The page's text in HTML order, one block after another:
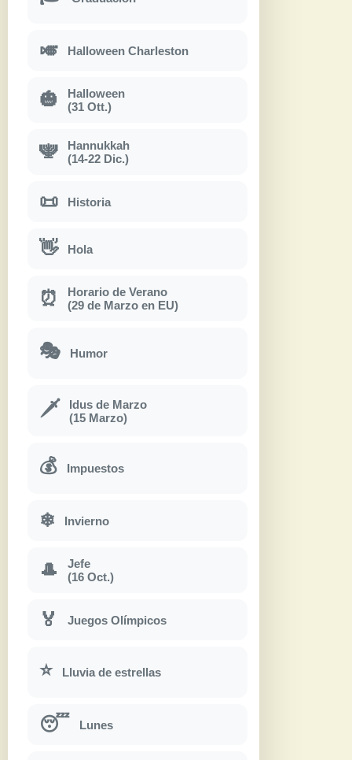
🎺 Halloween Charleston
🎃
Halloween
(31 Ott.)
🕎
Hannukkah
(14-22 Dic.)
📜 Historia
👋 Hola
⏰
Horario de Verano
(29 de Marzo en EU)
🎭 Humor
🗡
Idus de Marzo
(15 Marzo)
💰 Impuestos
❄ Invierno
🎩
Jefe
(16 Oct.)
🏅 Juegos Olímpicos
⭐ Lluvia de estrellas
😴 Lunes